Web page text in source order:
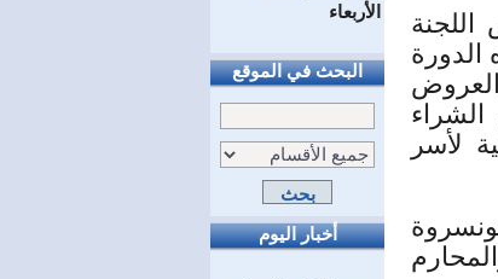
الأربعاء
البحث في الموقع
أخبار اليوم
الشراء
لأسر